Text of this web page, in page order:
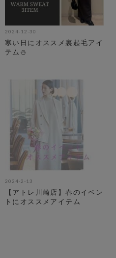
2024-12-30
寒い日にオススメ裏起毛アイ
テム⛄️
2024-2-13
【アトレ川崎店】春のイベン
トにオススメアイテム